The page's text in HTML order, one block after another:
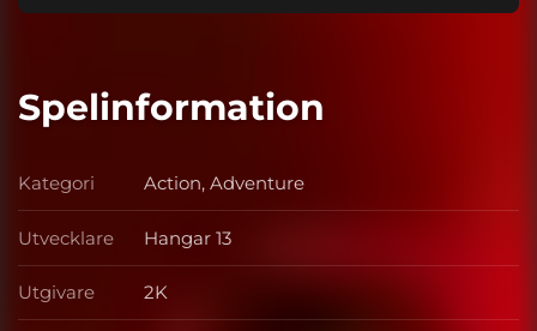
Spelinformation
Kategori Kategori
Action, Adventure
Utvecklare Utvecklare
Hangar 13
Utgivare Utgivare
2K